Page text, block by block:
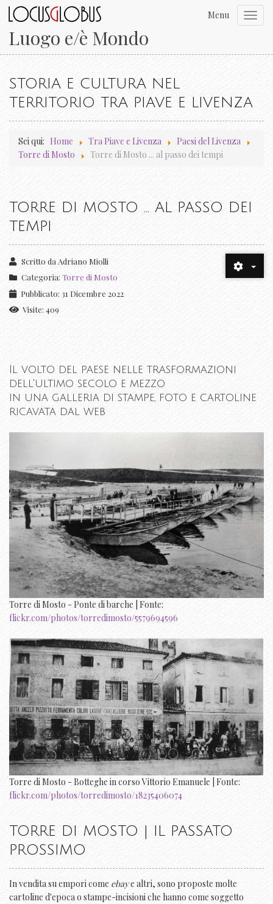
Luogo e/è Mondo
Menu
STORIA E CULTURA NEL
TERRITORIO TRA PIAVE E LIVENZA
Sei qui: Home Tra Piave e Livenza
Paesi del Livenza
Torre di Mosto
Torre di Mosto ... al passo dei tempi
TORRE DI MOSTO ... AL PASSO DEI
TEMPI
Scritto da Adriano Miolli
Categoria: Torre di Mosto
Pubblicato: 31 Dicembre 2022
Visite: 409
Il volto del paese nelle trasformazioni
dell'ultimo secolo e mezzo
in una galleria di stampe, foto e cartoline
ricavata dal web
Torre di Mosto - Ponte di barche | Fonte:
flickr.com/photos/torredimosto/5579694596
Torre di Mosto - Botteghe in corso Vittorio Emanuele | Fonte:
flickr.com/photos/torredimosto/18235406074
TORRE DI MOSTO | IL PASSATO
PROSSIMO
In vendita su empori come ebaye altri, sono proposte molte
cartoline d'epoca o stampe-incisioni che hanno come soggetto